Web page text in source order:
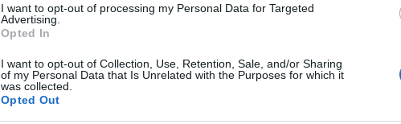
I want to opt-out of processing my Personal Data for Targeted
Advertising.
Opted In
I want to opt-out of Collection, Use, Retention, Sale, and/or Sharing
of my Personal Data that Is Unrelated with the Purposes for which it
was collected.
Opted Out
Σχόλια